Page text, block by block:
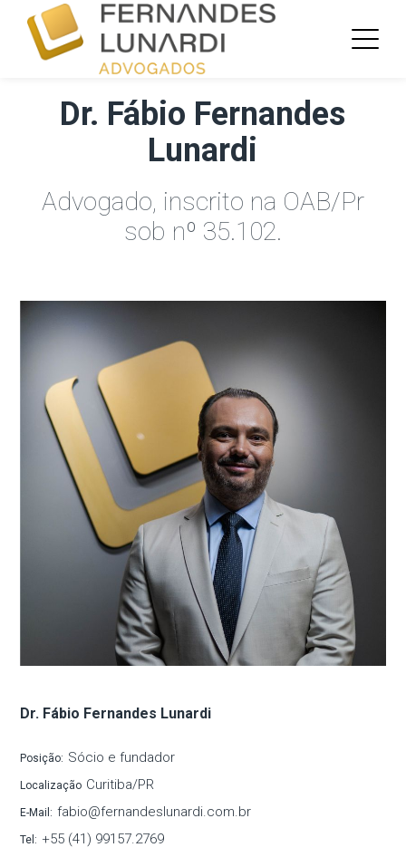
Dr. Fábio Fernandes
Lunardi
Advogado, inscrito na OAB/Pr
sob nº 35.102.
Dr. Fábio Fernandes Lunardi
Posição: Sócio e fundador
Localização Curitiba/PR
E-Mail: fabio@fernandeslunardi.com.br
Tel: +55 (41) 99157.2769